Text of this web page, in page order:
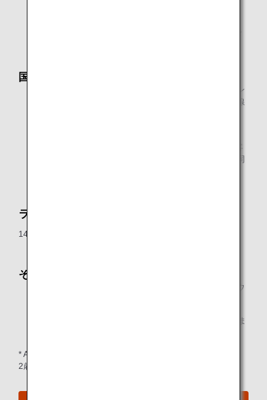
国内線到着ラウンジとして
ANAグループ運航国内線で当日ご到着の、「ダイヤモン
ドサービス」メンバー、およびANAグループ運航国内線
Miler Program「Lounge Access Card」をお持ちのお客
様、およびANAグループ運航国内線で当日ご到着のご同
ラウンジオープン時間
14:00～17:50（ANAグループ運航国内線最終便出発まで）
その他
ご同行者につきましては対象となるお客様と同時にラウ
飲酒運転・20歳未満の方の飲酒は法律で禁止されていま
* ANAグループ運航便国際線でご到着のお客様
2歳未満の幼児は同行者としての数に含まれません。